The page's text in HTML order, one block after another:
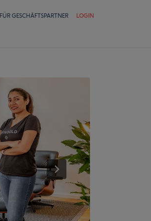
FÜR GESCHÄFTSPARTNER LOGIN